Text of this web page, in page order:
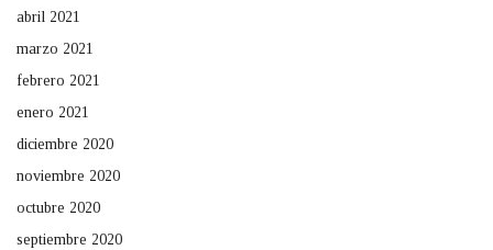
abril 2021
marzo 2021
febrero 2021
enero 2021
diciembre 2020
noviembre 2020
octubre 2020
septiembre 2020